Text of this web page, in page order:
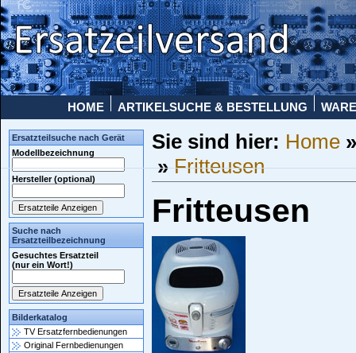
HOME ARTIKELSUCHE & BESTELLUNG
Ersatzteilsuche nach Gerät
Modellbezeichnung
Hersteller (optional)
Suche nach
Ersatzteilbezeichnung
Gesuchtes Ersatzteil
(nur ein Wort!)
Bilderkatalog
TV Ersatzfernbedienungen
Original Fernbedienungen
Sie sind hier: Home
»Fritteusen
Fritteusen